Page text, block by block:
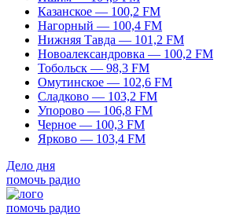
Казанское — 100,2 FM
Нагорный — 100,4 FM
Нижняя Тавда — 101,2 FM
Новоалександровка — 100,2 FM
Тобольск — 98,3 FM
Омутинское — 102,6 FM
Сладково — 103,2 FM
Упорово — 106,8 FM
Черное — 100,3 FM
Ярково — 103,4 FM
Дело дня
помочь радио
помочь радио